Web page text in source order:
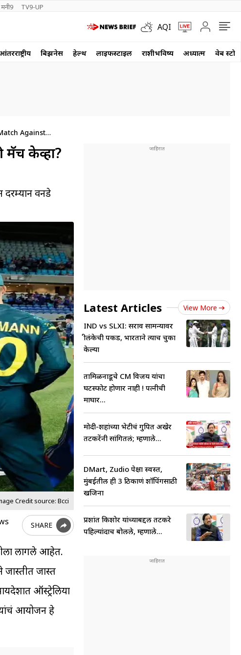
मनी9 TV9-UP
AQI
बिझनेस हेल्थ लाईफस्टाईल राशीभविष्य अध्यात्म वेब
मॅच केव्हा?
वनडे
Credit source: Bcci
SHARE
लागले आहेत.
जास्तीत जास्त
ऑस्ट्रेलिया
आयोजन हे
Latest Articles View More
IND vs SLXI: सराव सामन्यावर
श्रीलंकेची पकड, भारताने त्याच चुका
केल्या
तामिळनाडूचे CM विजय यांचा
घटस्फोट होणार नाही ! पत्नीची
माघार...
मोदी-शहांच्या भेटीचं गुपित अखेर
तटकरेंनी सांगितलं; म्हणाले...
DMart, Zudio पेक्षा स्वस्त,
मुंबईतील ही 3 ठिकाणं शॉपिंगसाठी
खजिना
प्रशांत किशोर यांच्याबद्दल तटकरे
पहिल्यांदाच बोलले, म्हणाले...